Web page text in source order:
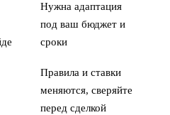
Нужна адаптация
под ваш бюджет и
сроки
Правила и ставки
меняются, сверяйте
перед сделкой